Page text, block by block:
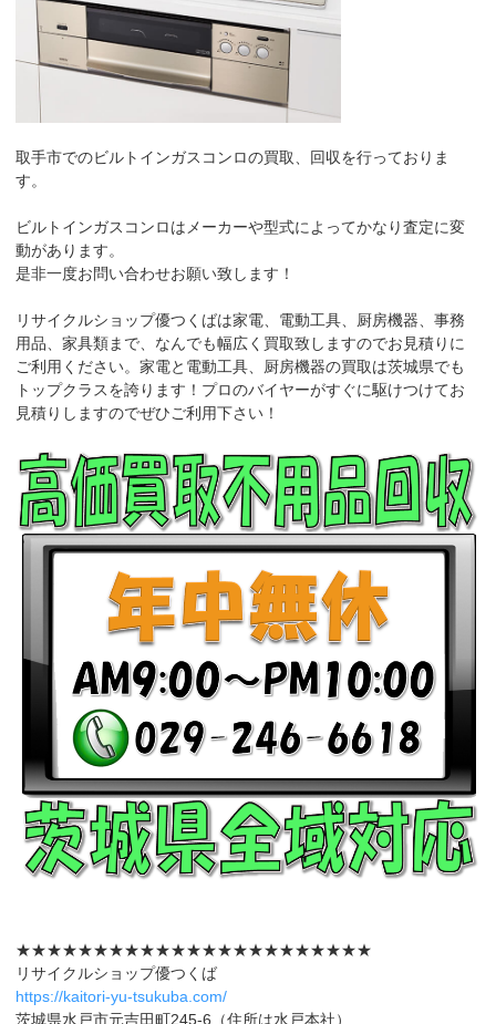
取手市でのビルトインガスコンロの買取、回収を行っておりま
す。
ビルトインガスコンロはメーカーや型式によってかなり査定に変
動があります。
是非一度お問い合わせお願い致します！
リサイクルショップ優つくばは家電、電動工具、厨房機器、事務
用品、家具類まで、なんでも幅広く買取致しますのでお見積りに
ご利用ください。家電と電動工具、厨房機器の買取は茨城県でも
トップクラスを誇ります！プロのバイヤーがすぐに駆けつけてお
見積りしますのでぜひご利用下さい！
★★★★★★★★★★★★★★★★★★★★★★★
リサイクルショップ優つくば
https://kaitori-yu-tsukuba.com/
茨城県水戸市元吉田町245-6（住所は水戸本社）